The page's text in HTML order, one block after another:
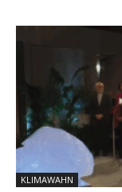
KLIMAWAHN